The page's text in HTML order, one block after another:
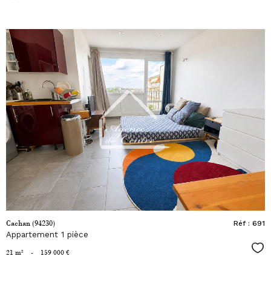
voir le
bien
Cachan (94230)
Appartement 1 pièce
Réf : 691
21 m² - 159 000 €